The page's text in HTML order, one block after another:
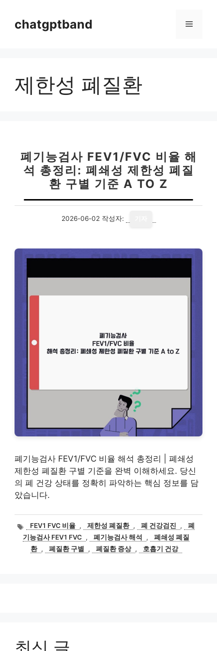
chatgptband 메
제한성 폐질환
폐기능검사 FEV1/FVC 비율 해
석 총정리: 폐쇄성 제한성 폐질
환 구별 기준 A TO Z
2026-06-02 작성자:
폐기능검사 FEV1/FVC 비율 해석 총정리 | 폐쇄성
제한성 폐질환 구별 기준을 완벽 이해하세요. 당신
의 폐 건강 상태를 정확히 파악하는 핵심 정보를 담
았습니다.
태
그
FEV1 FVC 비율 , 제한성 폐질환 , 폐 건강검진 ,
폐
기능검사 FEV1 FVC , 폐기능검사 해석 ,
폐쇄성 폐질
환 , 폐질환 구별 , 폐질환 증상 , 호흡기 건강